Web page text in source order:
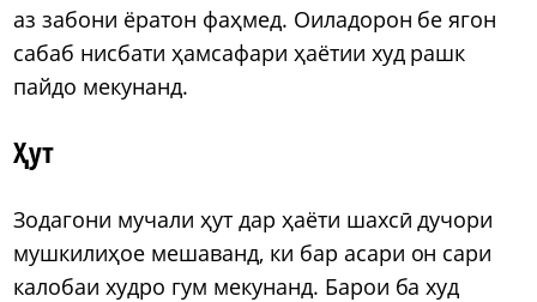
аз забони ёратон фаҳмед. Оиладорон бе ягон
сабаб нисбати ҳамсафари ҳаётии худ рашк
пайдо мекунанд.
Ҳут
Зодагони мучали ҳут дар ҳаёти шахсӣ дучори
мушкилиҳое мешаванд, ки бар асари он сари
калобаи худро гум мекунанд. Барои ба худ